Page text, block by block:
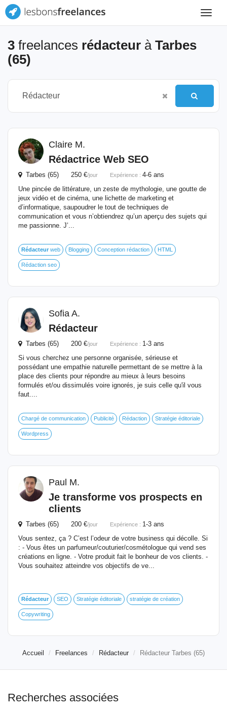
Toggle
3 freelances rédacteur à Tarbes
(65)
Claire M.
Rédactrice Web SEO
Tarbes (65) 250 €/jour Expérience : 4-6 ans
Une pincée de littérature, un zeste de mythologie, une goutte de
jeux vidéo et de cinéma, une lichette de marketing et
d’informatique, saupoudrer le tout de techniques de
communication et vous n’obtiendrez qu’un aperçu des sujets qui
me passionne. J’...
Rédacteur web Blogging Conception rédaction HTML
Rédaction seo
Sofia A.
Rédacteur
Tarbes (65) 200 €/jour Expérience : 1-3 ans
Si vous cherchez une personne organisée, sérieuse et
possédant une empathie naturelle permettant de se mettre à la
place des clients pour répondre au mieux à leurs besoins
formulés et/ou dissimulés voire ignorés, je suis celle qu'il vous
faut....
Chargé de communication Publicité Rédaction Stratégie éditoriale
Wordpress
Paul M.
Je transforme vos prospects en
clients
Tarbes (65) 200 €/jour Expérience : 1-3 ans
Vous sentez, ça ? C’est l’odeur de votre business qui décolle. Si
: - Vous êtes un parfumeur/couturier/cosmétologue qui vend ses
créations en ligne. - Votre produit fait le bonheur de vos clients. -
Vous souhaitez atteindre vos objectifs de ve...
Rédacteur SEO Stratégie éditoriale stratégie de création
Copywriting
Accueil Freelances Rédacteur Rédacteur Tarbes (65)
Recherches associées